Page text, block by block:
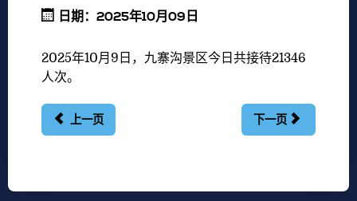
日期：2025年10月09日
2025年10月9日 ，九寨沟景区今日共接待21346
人次。
上一页 下一页